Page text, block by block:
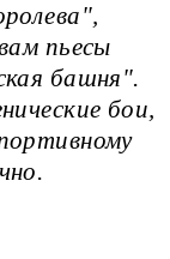
пьесы
башня".
бои,